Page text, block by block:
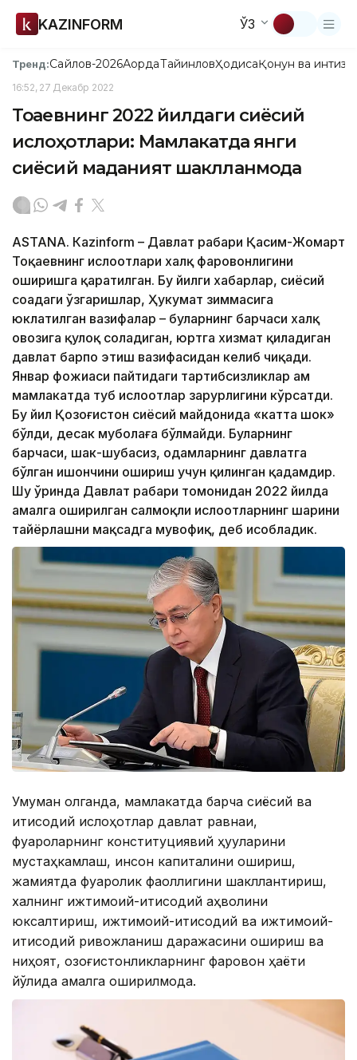
KAZINFORM ЎЗ
Тренд:Сайлов-2026АқордаТайинловҲодисаҚонун ва
16:52, 27 Декабр 2022
Тоқаевнинг 2022 йилдаги сиёсий
ислоҳотлари: Мамлакатда янги
сиёсий маданият шаклланмоқда
ASTANА. Кazinform – Давлат раҳбари Қасим-Жомарт
Тоқаевнинг ислоҳотлари халқ фаровонлигини
оширишга қаратилган. Бу йилги хабарлар, сиёсий
соҳадаги ўзгаришлар, Ҳукумат зиммасига
юклатилган вазифалар – буларнинг барчаси халқ
овозига қулоқ соладиган, юртга хизмат қиладиган
давлат барпо этиш вазифасидан келиб чиқади.
Январ фожиаси пайтидаги тартибсизликлар ҳам
мамлакатда туб ислоҳотлар зарурлигини кўрсатди.
Бу йил Қозоғистон сиёсий майдонида «катта шок»
бўлди, десак муболаға бўлмайди. Буларнинг
барчаси, шак-шубҳасиз, одамларнинг давлатга
бўлган ишончини ошириш учун қилинган қадамдир.
Шу ўринда Давлат раҳбари томонидан 2022 йилда
амалга оширилган салмоқли ислоҳотларнинг шарҳини
тайёрлашни мақсадга мувофиқ, деб ҳисобладик.
Умуман олганда, мамлакатда барча сиёсий ва
иқтисодий ислоҳотлар давлат равнақи,
фуқароларнинг конституциявий ҳуқуқларини
мустаҳкамлаш, инсон капиталини ошириш,
жамиятда фуқаролик фаоллигини шакллантириш,
халқнинг ижтимоий-иқтисодий аҳволини
юксалтириш, ижтимоий-иқтисодий ва ижтимоий-
иқтисодий ривожланиш даражасини ошириш ва
ниҳоят, қозоғистонликларнинг фаровон ҳаёти
йўлида амалга оширилмоқда.